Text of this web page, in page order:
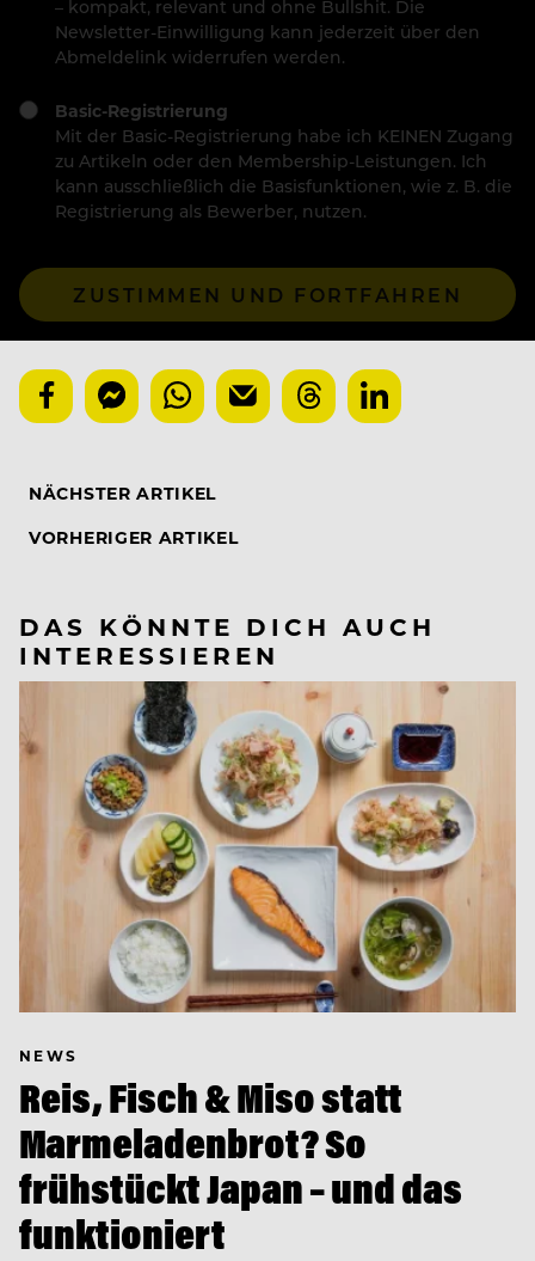
– kompakt, relevant und ohne Bullshit. Die
Newsletter-Einwilligung kann jederzeit über den
Abmeldelink widerrufen werden.
Basic-Registrierung
Mit der Basic-Registrierung habe ich KEINEN Zugang
zu Artikeln oder den Membership-Leistungen. Ich
kann ausschließlich die Basisfunktionen, wie z. B. die
Registrierung als Bewerber, nutzen.
ZUSTIMMEN UND FORTFAHREN
NÄCHSTER ARTIKEL
VORHERIGER ARTIKEL
DAS KÖNNTE DICH AUCH
INTERESSIEREN
NEWS
Reis, Fisch & Miso statt
Marmeladenbrot? So
frühstückt Japan – und das
funktioniert